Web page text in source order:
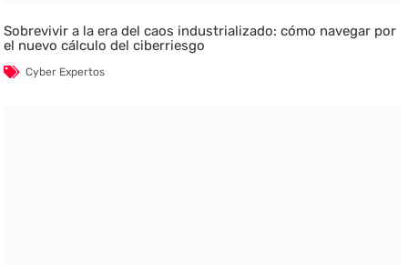
Sobrevivir a la era del caos industrializado: cómo navegar por
el nuevo cálculo del ciberriesgo
Cyber Expertos